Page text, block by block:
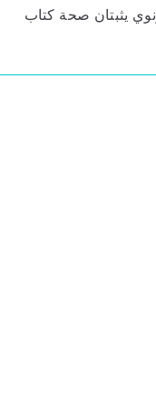
يثبتان صحة كتاب